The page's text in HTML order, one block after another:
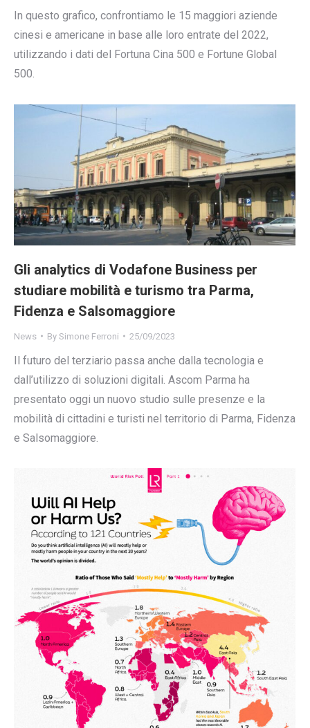
In questo grafico, confrontiamo le 15 maggiori aziende
cinesi e americane in base alle loro entrate del 2022,
utilizzando i dati del Fortuna Cina 500 e Fortune Global
500.
Gli analytics di Vodafone Business per
studiare mobilità e turismo tra Parma,
Fidenza e Salsomaggiore
News By Simone Ferroni 25/09/2023
Il futuro del terziario passa anche dalla tecnologia e
dall’utilizzo di soluzioni digitali. Ascom Parma ha
presentato oggi un nuovo studio sulle presenze e la
mobilità di cittadini e turisti nel territorio di Parma, Fidenza
e Salsomaggiore.